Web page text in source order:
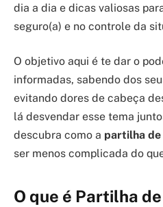
dia a dia e dicas valiosas
seguro(a) e no controle da
O objetivo aqui é te dar o
informadas, sabendo dos
evitando dores de cabeça
lá desvendar esse tema
descubra como a partilha de
ser menos complicada do
O que é Partilha